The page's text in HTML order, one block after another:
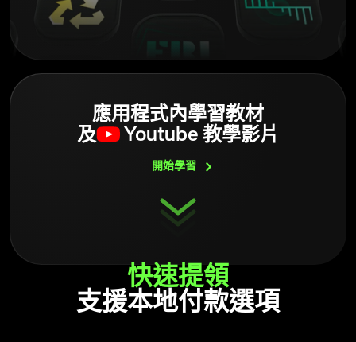
應用程式內學習教材
及
Youtube 教學影片
開始學習
快速提領
支援本地付款選項